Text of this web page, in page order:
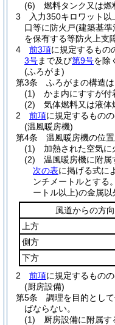
(6)
燃料タンク又は燃
3
入力350キロワット
口等に防火戸(建築基準
を保有する等防火上支
4
前3項に規定するもの
3号まで及び第9号を除
(ふろがま)
第3条
ふろがまの構造
(1)
かま内にすすが付
(2)
気体燃料又は液体
2
前項に規定するもの
(温風暖房機)
第4条
温風暖房機の位
(1)
加熱された空気に
(2)
温風暖房機に附属
次の表に掲げる式に
ンチメートルとする
ートル以上)の金属以
風道からの方向
上方
側方
下方
2
前項に規定するもの
(厨房設備)
第5条
調理を目的とし
ばならない。
(1)
厨房設備に附属